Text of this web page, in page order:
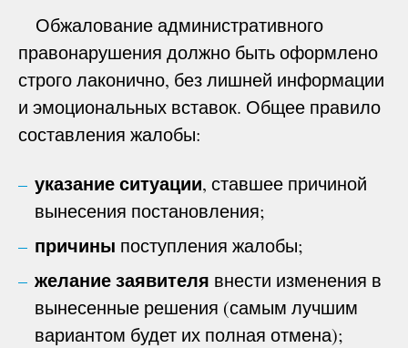
Обжалование административного
правонарушения должно быть оформлено
строго лаконично, без лишней информации
и эмоциональных вставок. Общее правило
составления жалобы:
указание ситуации, ставшее причиной
вынесения постановления;
причины поступления жалобы;
желание заявителя внести изменения в
вынесенные решения (самым лучшим
вариантом будет их полная отмена);